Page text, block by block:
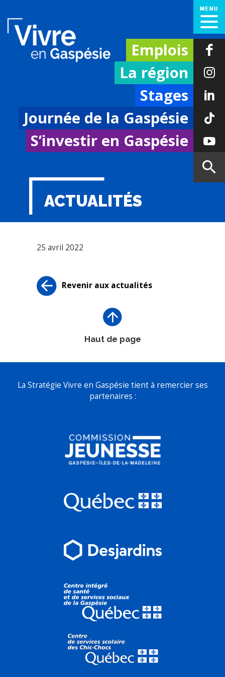
Emplois
La région
Stages
Journée de la Gaspésie
S’investir en Gaspésie
ACTUALITÉS
25 avril 2022
Revenir aux actualités
Haut de page
La Stratégie Vivre en Gaspésie tient à remercier ses
partenaires :